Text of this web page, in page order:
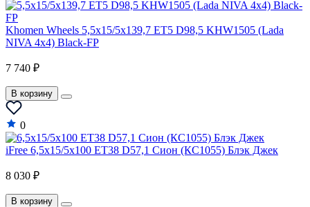
Khomen Wheels 5,5x15/5x139,7 ET5 D98,5 KHW1505 (Lada
NIVA 4x4) Black-FP
7 740 ₽
В корзину
0
iFree 6,5x15/5x100 ET38 D57,1 Сион (КС1055) Блэк Джек
8 030 ₽
В корзину